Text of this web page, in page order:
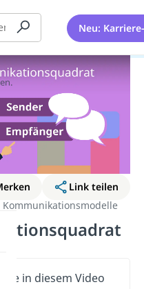
Neu:
Link teilen
Kommunikationsmodelle
in diesem Video